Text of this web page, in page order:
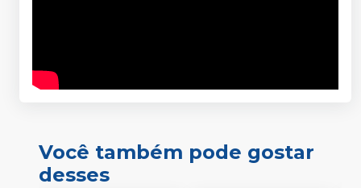
Você também pode gostar
desses